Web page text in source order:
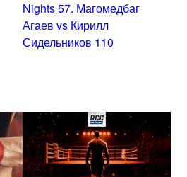
Nights 57. Магомедбаг
Агаев vs Кирилл
Сидельников 110